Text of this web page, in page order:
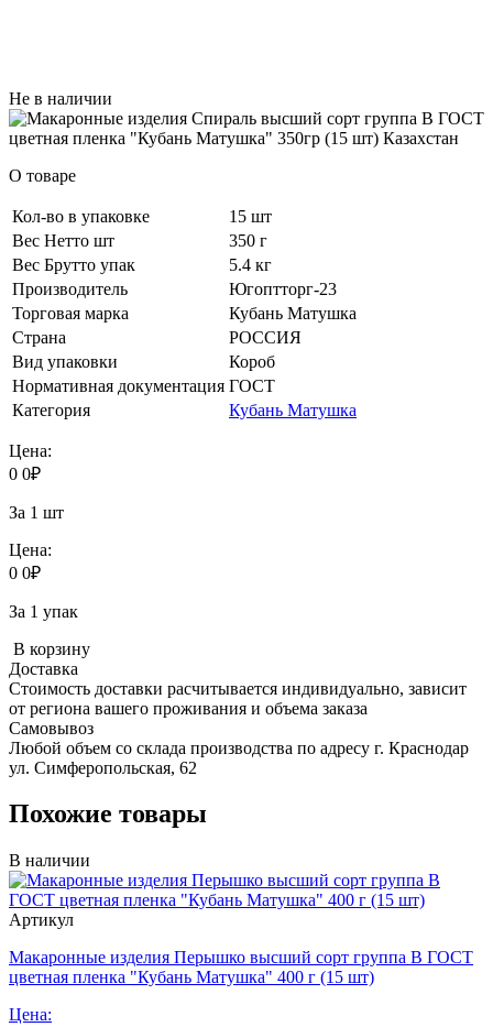
Не в наличии
О товаре
Кол-во в упаковке
15 шт
Вес Нетто шт
350 г
Вес Брутто упак
5.4 кг
Производитель
Югоптторг-23
Торговая марка
Кубань Матушка
Страна
РОССИЯ
Вид упаковки
Короб
Нормативная документация ГОСТ
Категория
Кубань Матушка
Цена:
0 0₽
За 1 шт
Цена:
0 0₽
За 1 упак
В корзину
Доставка
Стоимость доставки расчитывается индивидуально, зависит
от региона вашего проживания и объема заказа
Самовывоз
Любой объем со склада производства по адресу г. Краснодар
ул. Симферопольская, 62
Похожие товары
В наличии
Артикул
Макаронные изделия Перышко высший сорт группа В ГОСТ
цветная пленка "Кубань Матушка" 400 г (15 шт)
Цена: